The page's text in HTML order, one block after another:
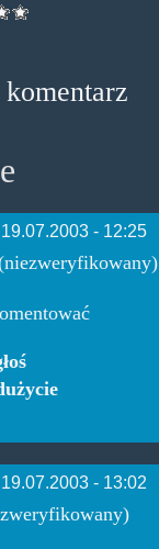
19.07.2003 - 12:25
19.07.2003 - 13:02